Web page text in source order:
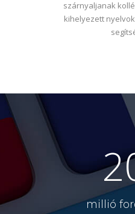
szárnyaljanak
kihelyezett
millió